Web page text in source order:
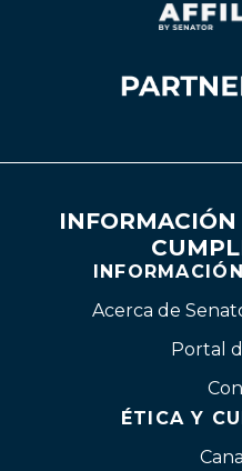
INFORMACIÓN
Acerca de
Portal
ÉTICA Y